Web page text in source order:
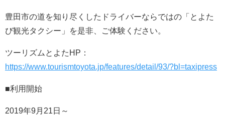
豊田市の道を知り尽くしたドライバーならではの「とよた
び観光タクシー」を是非、ご体験ください。
ツーリズムとよたHP：
https://www.tourismtoyota.jp/features/detail/93/?bl=taxipress
■利用開始
2019年9月21日～